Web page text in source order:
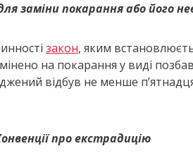
заміни покарання або його
закон, яким
на покарання у виді
відбув не менше
про екстрадицію